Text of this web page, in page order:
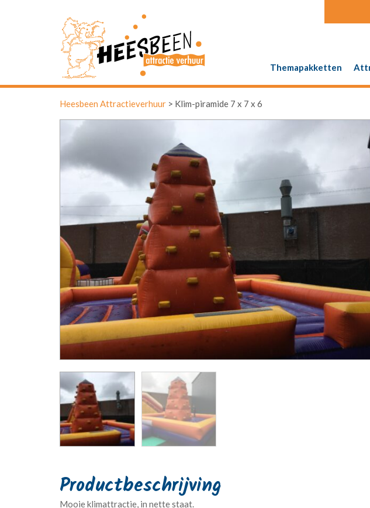
Themapakketten
Heesbeen Attractieverhuur > Klim-piramide 7 x 7 x 6
Mooie klimattractie, in nette staat.